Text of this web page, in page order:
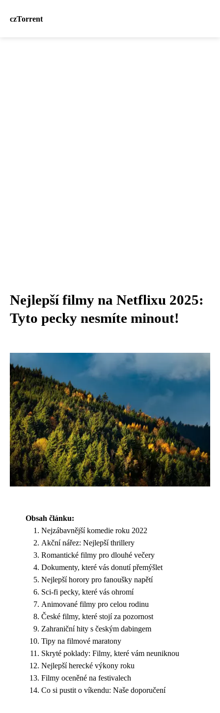
czTorrent
Nejlepší filmy na Netflixu 2025:
Tyto pecky nesmíte minout!
Obsah článku:
Nejzábavnější komedie roku 2022
Akční nářez: Nejlepší thrillery
Romantické filmy pro dlouhé večery
Dokumenty, které vás donutí přemýšlet
Nejlepší horory pro fanoušky napětí
Sci-fi pecky, které vás ohromí
Animované filmy pro celou rodinu
České filmy, které stojí za pozornost
Zahraniční hity s českým dabingem
Tipy na filmové maratony
Skryté poklady: Filmy, které vám neuniknou
Nejlepší herecké výkony roku
Filmy oceněné na festivalech
Co si pustit o víkendu: Naše doporučení